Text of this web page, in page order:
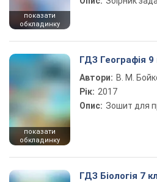
показати
обкладинку
показати
обкладинку
ГДЗ Географія 9
Автори: В. М.
Рік: 2017
Опис: Зошит для
ГДЗ Біологія 7